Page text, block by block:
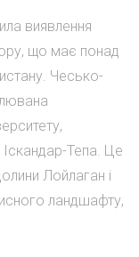
виявлення
що має понад
Чесько-
Тепа. Це
Лойлаган і
ландшафту,